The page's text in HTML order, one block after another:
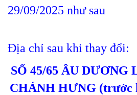
29/09/2025 như sau
Địa chỉ sau khi thay đổi:
SỐ 45/65 ÂU DƯƠNG
CHÁNH HƯNG (trước